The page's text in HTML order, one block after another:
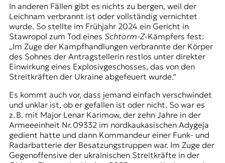
In anderen Fällen gibt es nichts zu bergen, weil der
Leichnam verbrannt ist oder vollständig vernichtet
wurde. So stellte im Frühjahr 2024 ein Gericht in
Stawropol zum Tod eines Schtorm-Z-Kämpfers fest:
„Im Zuge der Kampfhandlungen verbrannte der Körper
des Sohnes der Antragstellerin restlos unter direkter
Einwirkung eines Explosivgeschosses, das von den
Streitkräften der Ukraine abgefeuert wurde.“
Es kommt auch vor, dass jemand einfach verschwindet
und unklar ist, ob er gefallen ist oder nicht. So war es
z. B. mit Major Lenar Karimow, der zehn Jahre in der
Armeeeinheit Nr. 09332 im nordkaukasischen Adygeja
gedient hatte und dann Kommandeur einer Funk- und
Radarbatterie der Besatzungstruppen war. Im Zuge der
Gegenoffensive der ukrainischen Streitkräfte in der